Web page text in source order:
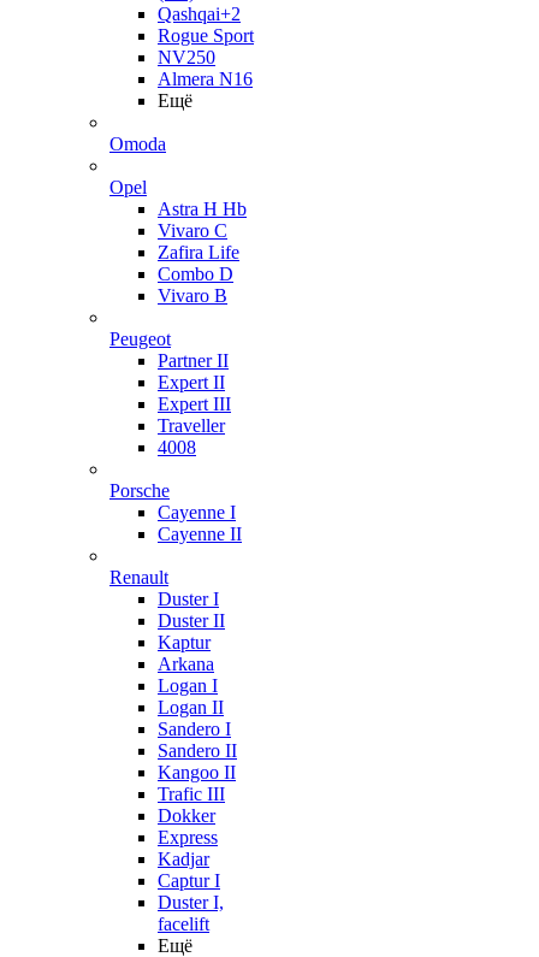
Qashqai+2
Rogue Sport
NV250
Almera N16
Ещё
Omoda
Opel
Astra H Hb
Vivaro C
Zafira Life
Combo D
Vivaro B
Peugeot
Partner II
Expert II
Expert III
Traveller
4008
Porsche
Cayenne I
Cayenne II
Renault
Duster I
Duster II
Kaptur
Arkana
Logan I
Logan II
Sandero I
Sandero II
Kangoo II
Trafic III
Dokker
Express
Kadjar
Captur I
Duster I,
facelift
Ещё